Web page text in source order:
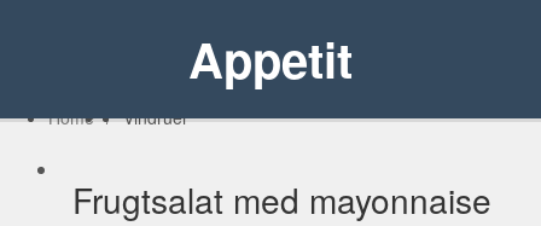
Appetit
Home / Vindruer
Frugtsalat med mayonnaise